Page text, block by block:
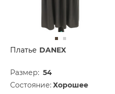
Платье DANEX
Размер: 54
Состояние: Хорошее